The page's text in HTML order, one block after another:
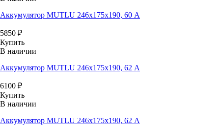
Аккумулятор MUTLU 246x175x190, 60 А
5850 ₽
Купить
В наличии
Аккумулятор MUTLU 246x175x190, 62 А
6100 ₽
Купить
В наличии
Аккумулятор MUTLU 246x175x190, 62 А